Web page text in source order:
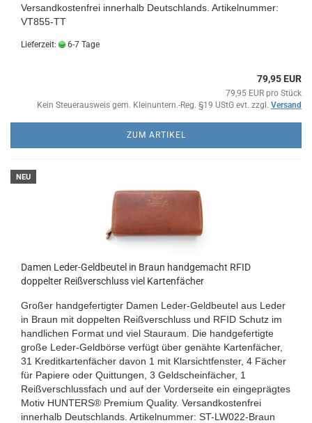
Versandkostenfrei innerhalb Deutschlands. Artikelnummer:
VT855-TT
Lieferzeit: 6-7 Tage
79,95 EUR
79,95 EUR pro Stück
Kein Steuerausweis gem. Kleinuntern.-Reg. §19 UStG evt. zzgl. Versand
ZUM ARTIKEL
NEU
Damen Leder-Geldbeutel in Braun handgemacht RFID
doppelter Reißverschluss viel Kartenfächer
Großer handgefertigter Damen Leder-Geldbeutel aus Leder
in Braun mit doppelten Reißverschluss und RFID Schutz im
handlichen Format und viel Stauraum. Die handgefertigte
große Leder-Geldbörse verfügt über genähte Kartenfächer,
31 Kreditkartenfächer davon 1 mit Klarsichtfenster, 4 Fächer
für Papiere oder Quittungen, 3 Geldscheinfächer, 1
Reißverschlussfach und auf der Vorderseite ein eingeprägtes
Motiv HUNTERS® Premium Quality. Versandkostenfrei
innerhalb Deutschlands. Artikelnummer: ST-LW022-Braun